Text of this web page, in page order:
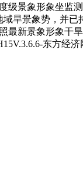
级景象形象坐监
旱景象势，并已
最新景象形象干
东方经济